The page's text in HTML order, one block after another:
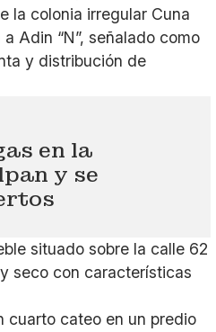
la colonia irregular Cuna
Adin “N”, señalado como
y distribución de
en la
y se
situado sobre la calle 62
seco con características
cuarto cateo en un predio